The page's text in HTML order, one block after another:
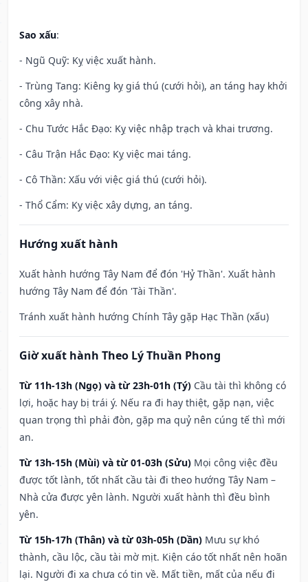
Sao xấu:
- Ngũ Quỹ: Kỵ việc xuất hành.
- Trùng Tang: Kiêng kỵ giá thú (cưới hỏi), an táng hay khởi
công xây nhà.
- Chu Tước Hắc Đạo: Kỵ việc nhập trạch và khai trương.
- Câu Trận Hắc Đạo: Kỵ việc mai táng.
- Cô Thần: Xấu với việc giá thú (cưới hỏi).
- Thổ Cẩm: Kỵ việc xây dựng, an táng.
Hướng xuất hành
Xuất hành hướng Tây Nam để đón 'Hỷ Thần'. Xuất hành
hướng Tây Nam để đón 'Tài Thần'.
Tránh xuất hành hướng Chính Tây gặp Hạc Thần (xấu)
Giờ xuất hành Theo Lý Thuần Phong
Từ 11h-13h (Ngọ) và từ 23h-01h (Tý) Cầu tài thì không có
lợi, hoặc hay bị trái ý. Nếu ra đi hay thiệt, gặp nạn, việc
quan trọng thì phải đòn, gặp ma quỷ nên cúng tế thì mới
an.
Từ 13h-15h (Mùi) và từ 01-03h (Sửu) Mọi công việc đều
được tốt lành, tốt nhất cầu tài đi theo hướng Tây Nam –
Nhà cửa được yên lành. Người xuất hành thì đều bình
yên.
Từ 15h-17h (Thân) và từ 03h-05h (Dần) Mưu sự khó
thành, cầu lộc, cầu tài mờ mịt. Kiện cáo tốt nhất nên hoãn
lại. Người đi xa chưa có tin về. Mất tiền, mất của nếu đi